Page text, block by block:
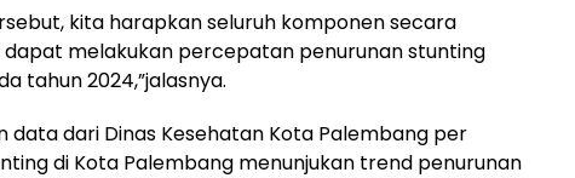
kita harapkan seluruh komponen secara
melakukan percepatan penurunan stunting
tahun 2024,”jalasnya.
data dari Dinas Kesehatan Kota Palembang per
di Kota Palembang menunjukan trend penurunan